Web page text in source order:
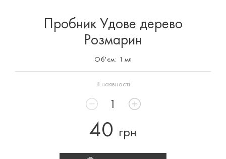
Пробник Удове дерево
Розмарин
Об'єм: 1 мл
В наявності
40 грн